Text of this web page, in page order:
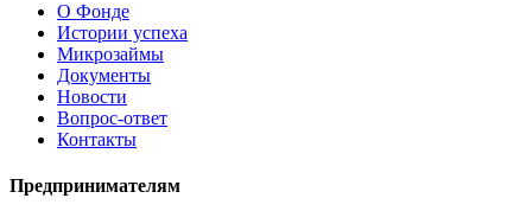
О Фонде
Истории успеха
Микрозаймы
Документы
Новости
Вопрос-ответ
Контакты
Предпринимателям